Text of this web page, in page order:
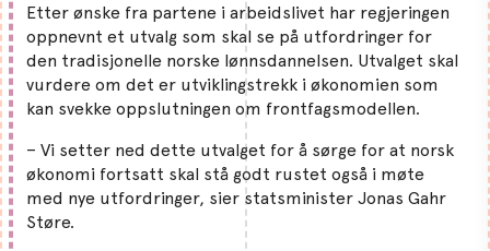
Etter ønske fra partene i arbeidslivet har regjeringen
oppnevnt et utvalg som skal se på utfordringer for
den tradisjonelle norske lønnsdannelsen. Utvalget skal
vurdere om det er utviklingstrekk i økonomien som
kan svekke oppslutningen om frontfagsmodellen.
– Vi setter ned dette utvalget for å sørge for at norsk
økonomi fortsatt skal stå godt rustet også i møte
med nye utfordringer, sier statsminister Jonas Gahr
Støre.